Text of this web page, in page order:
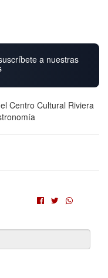
a nuestras
Centro Cultural Riviera